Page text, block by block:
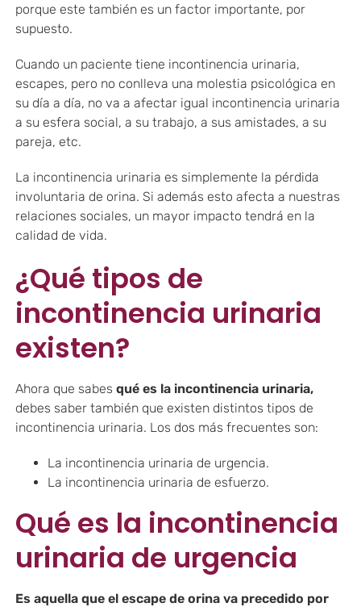
porque este también es un factor importante, por
supuesto.
Cuando un paciente tiene incontinencia urinaria,
escapes, pero no conlleva una molestia psicológica en
su día a día, no va a afectar igual incontinencia urinaria
a su esfera social, a su trabajo, a sus amistades, a su
pareja, etc.
La incontinencia urinaria es simplemente la pérdida
involuntaria de orina. Si además esto afecta a nuestras
relaciones sociales, un mayor impacto tendrá en la
calidad de vida.
¿Qué tipos de
incontinencia urinaria
existen?
Ahora que sabes qué es la incontinencia urinaria,
debes saber también que existen distintos tipos de
incontinencia urinaria. Los dos más frecuentes son:
La incontinencia urinaria de urgencia.
La incontinencia urinaria de esfuerzo.
Qué es la incontinencia
urinaria de urgencia
Es aquella que el escape de orina va precedido por